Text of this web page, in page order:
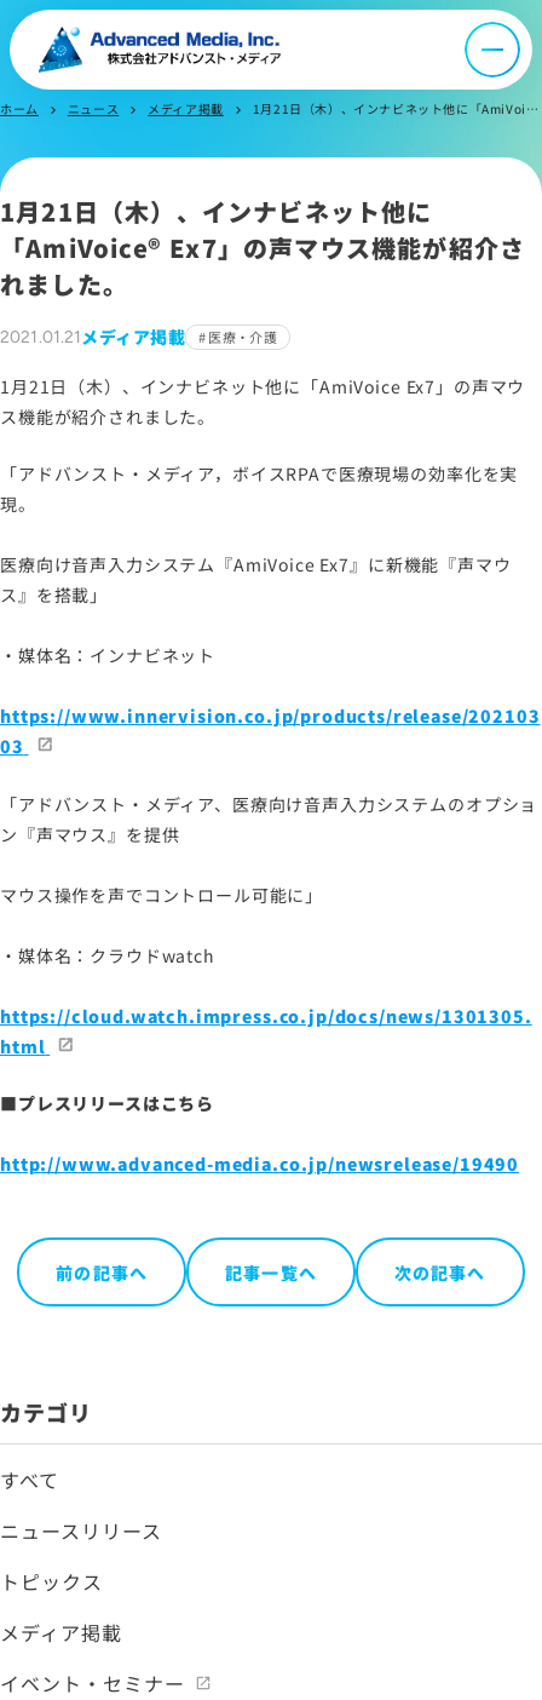
会社案内
オウンドメディア
採用情報
IR情報
よくあるご質問
サイトマップ
プライバシーポリシー
情報セキュリティポリシー
メールマガジン
ホーム chevron_right ニュース chevron_right メディア掲載 chevron_right 1月21日（木）、インナビネット他に「AmiVoice® Ex7」の声マウス機能が紹介されました。
1月21日（木）、インナビネット他に
「AmiVoice® Ex7」の声マウス機能が紹介さ
れました。
2021.01.21メディア掲載 医療・介護
1月21日（木）、インナビネット他に「AmiVoice Ex7」の声マウ
ス機能が紹介されました。
「アドバンスト・メディア，ボイスRPAで医療現場の効率化を実
現。
医療向け音声入力システム『AmiVoice Ex7』に新機能『声マウ
ス』を搭載」
・媒体名：インナビネット
https://www.innervision.co.jp/products/release/202103
03
「アドバンスト・メディア、医療向け音声入力システムのオプショ
ン『声マウス』を提供
マウス操作を声でコントロール可能に」
・媒体名：クラウドwatch
https://cloud.watch.impress.co.jp/docs/news/1301305.
html
■プレスリリースはこちら
http://www.advanced-media.co.jp/newsrelease/19490
前の記事へ 記事一覧へ 次の記事へ
カテゴリ
すべて
ニュースリリース
トピックス
メディア掲載
イベント・セミナー